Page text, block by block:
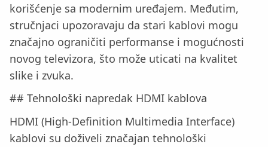
korišćenje sa modernim uređajem. Međutim,
stručnjaci upozoravaju da stari kablovi mogu
značajno ograničiti performanse i mogućnosti
novog televizora, što može uticati na kvalitet
slike i zvuka.
## Tehnološki napredak HDMI kablova
HDMI (High-Definition Multimedia Interface)
kablovi su doživeli značajan tehnološki